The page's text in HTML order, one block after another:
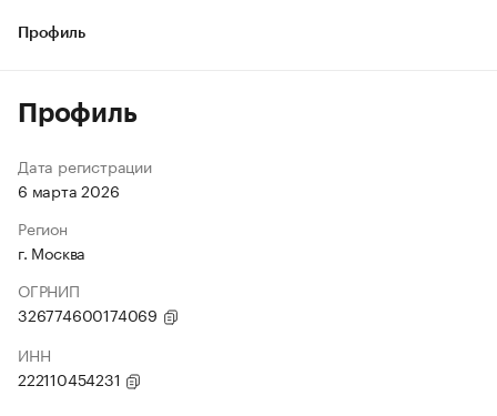
Профиль
Профиль
Дата регистрации
6 марта 2026
Регион
г. Москва
ОГРНИП
326774600174069
ИНН
222110454231